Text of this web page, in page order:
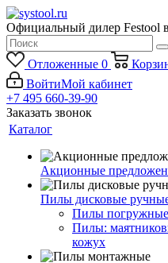
Официальный дилер Festool
Отложенные 0
ВойтиМой кабинет
+7 495 660-39-90
Заказать звонок
Каталог
Акционные
Пилы дисковые
Пилы погружные
Пилы:
кожух